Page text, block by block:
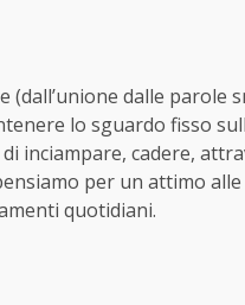
(dall’unione dalle parole
lo sguardo fisso
inciampare, cadere,
per un attimo
quotidiani.